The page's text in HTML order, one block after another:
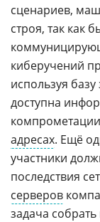
сценариев,
строя, так как
киберучений
используя
доступна
адресах. Ещё
участники
последствия
серверов
задача